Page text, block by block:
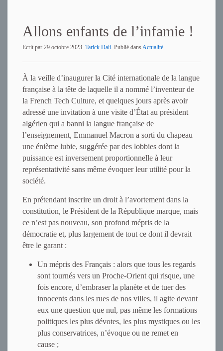
Allons enfants de l’infamie !
Ecrit par 29 octobre 2023. Tarick Dali. Publié dansActualité
À la veille d’inaugurer la Cité internationale de la langue
française à la tête de laquelle il a nommé l’inventeur de
la French Tech Culture, et quelques jours après avoir
adressé une invitation à une visite d’État au président
algérien qui a banni la langue française de
l’enseignement, Emmanuel Macron a sorti du chapeau
une énième lubie, suggérée par des lobbies dont la
puissance est inversement proportionnelle à leur
représentativité sans même évoquer leur utilité pour la
société.
En prétendant inscrire un droit à l’avortement dans la
constitution, le Président de la République marque, mais
ce n’est pas nouveau, son profond mépris de la
démocratie et, plus largement de tout ce dont il devrait
être le garant :
Un mépris des Français : alors que tous les regards
sont tournés vers un Proche-Orient qui risque, une
fois encore, d’embraser la planète et de tuer des
innocents dans les rues de nos villes, il agite devant
eux une question que nul, pas même les formations
politiques les plus dévotes, les plus mystiques ou les
plus conservatrices, n’évoque ou ne remet en
cause ;